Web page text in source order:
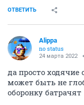
ОТВЕТИТЬ
Alippa
no status
24 марта 2022
да просто ходячие
может быть не
оборонку батрачят